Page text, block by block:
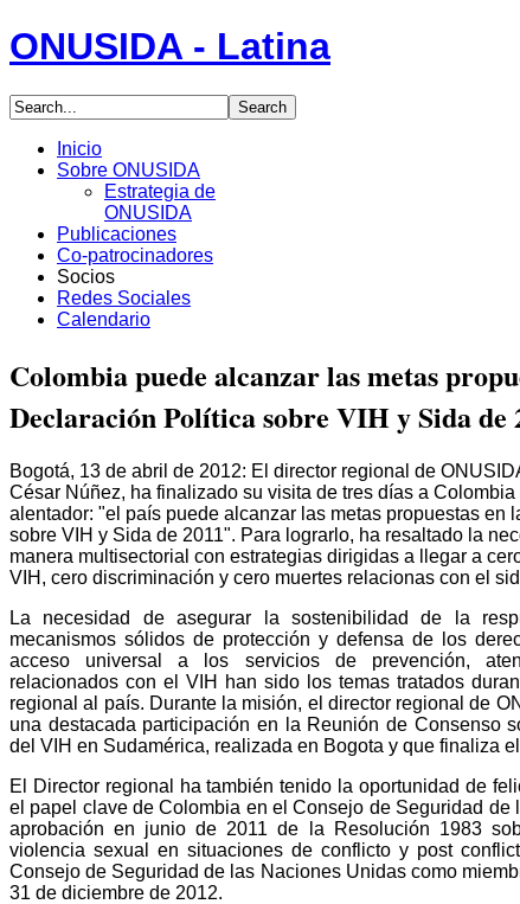
ONUSIDA - Latina
Inicio
Sobre ONUSIDA
Estrategia de
ONUSIDA
Publicaciones
Co-patrocinadores
Socios
Redes Sociales
Calendario
Colombia puede alcanzar las metas
Declaración Política sobre VIH y Sida de
Bogotá, 13 de abril de 2012: El director regional de
César Núñez, ha finalizado su visita de tres días a
alentador: "el país puede alcanzar las metas propuestas en
sobre VIH y Sida de 2011". Para lograrlo, ha resaltado la
manera multisectorial con estrategias dirigidas a llegar a
VIH, cero discriminación y cero muertes relacionas con el
La necesidad de asegurar la sostenibilidad de la
mecanismos sólidos de protección y defensa de los
acceso universal a los servicios de prevención,
relacionados con el VIH han sido los temas tratados
regional al país. Durante la misión, el director regional de
una destacada participación en la Reunión de Consenso
del VIH en Sudamérica, realizada en Bogota y que finaliza
El Director regional ha también tenido la oportunidad de
el papel clave de Colombia en el Consejo de Seguridad de
aprobación en junio de 2011 de la Resolución 1983
violencia sexual en situaciones de conflicto y post
Consejo de Seguridad de las Naciones Unidas como
31 de diciembre de 2012.